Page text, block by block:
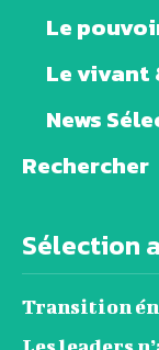
Le
Le vivant
News
Rechercher
Sélection
Transition